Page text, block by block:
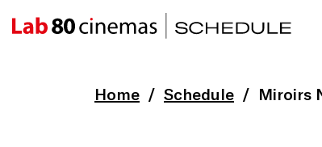
Home Schedule Miroirs